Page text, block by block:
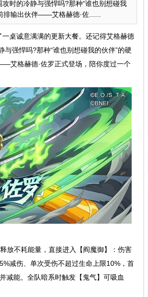
时的冷静与强悍吗?那种“谁也别想碰我
排输出伙伴——艾格赫德·佐......
桌诚意满满的更新大餐。还记得艾格赫德
强悍吗?那种“谁也别想碰我的伙伴”的硬
艾格赫德·佐罗正式登场，陪你度过一个
放不耗能量，直接进入【阎魔御】：伤害
减伤、单次受伤不超过生命上限10%，首
减能。全队暗系时触发【鬼气】可吸血